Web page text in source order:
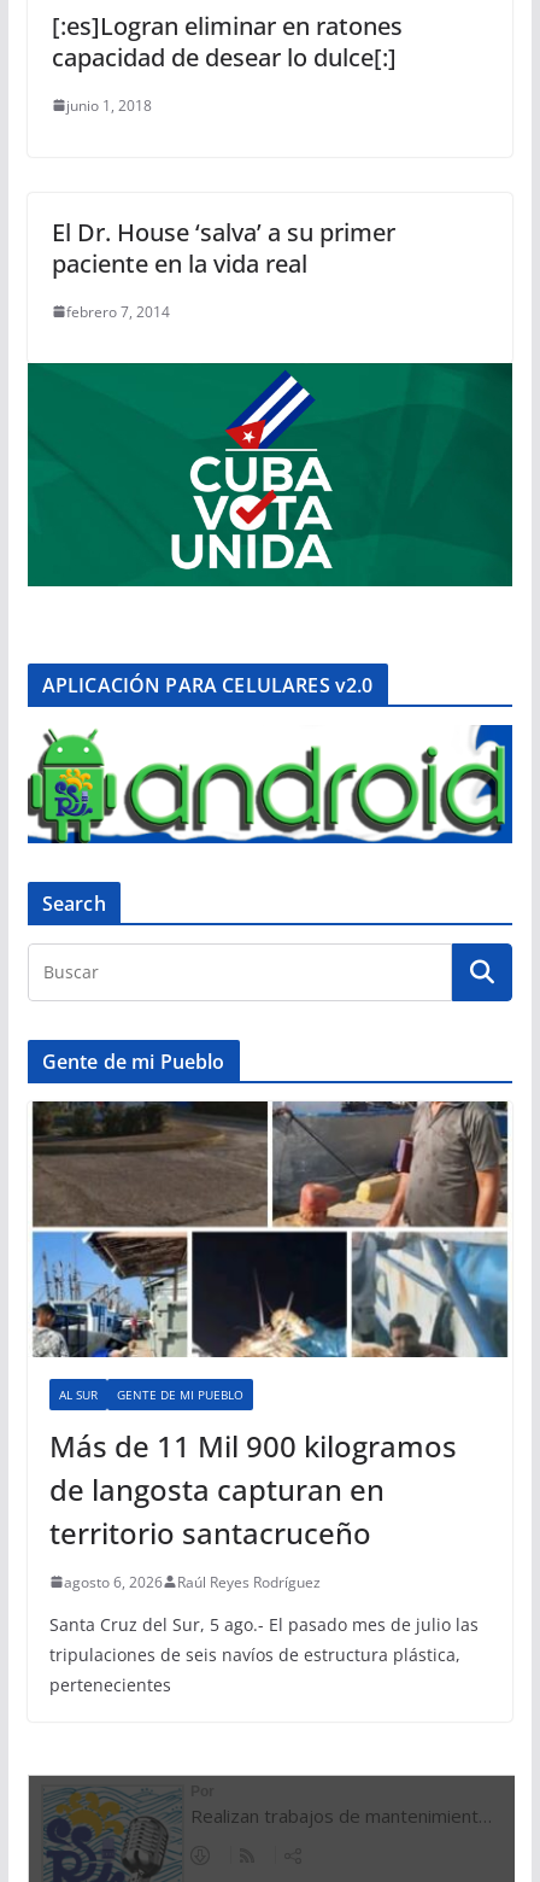
[:es]Logran eliminar en ratones
capacidad de desear lo dulce[:]
junio 1, 2018
El Dr. House ‘salva’ a su primer
paciente en la vida real
febrero 7, 2014
APLICACIÓN PARA CELULARES v2.0
Search
Gente de mi Pueblo
AL SUR GENTE DE MI PUEBLO
Más de 11 Mil 900 kilogramos
de langosta capturan en
territorio santacruceño
agosto 6, 2026 Raúl Reyes Rodríguez
Santa Cruz del Sur, 5 ago.- El pasado mes de julio las
tripulaciones de seis navíos de estructura plástica,
pertenecientes